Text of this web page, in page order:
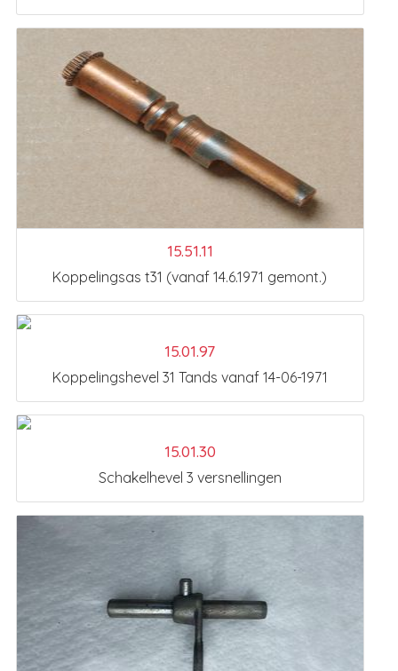
15.51.11
Koppelingsas t31 (vanaf 14.6.1971 gemont.)
15.01.97
Koppelingshevel 31 Tands vanaf 14-06-1971
15.01.30
Schakelhevel 3 versnellingen